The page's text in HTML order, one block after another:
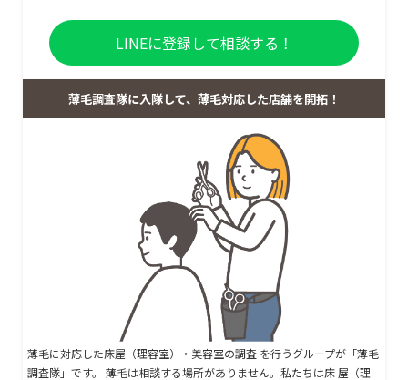
LINEに登録して相談する！
薄毛調査隊に入隊して、薄毛対応した店舗を開拓！
薄毛に対応した床屋（理容室）・美容室の調査 を行うグループが「薄毛
調査隊」です。 薄毛は相談する場所がありません。私たちは床 屋（理